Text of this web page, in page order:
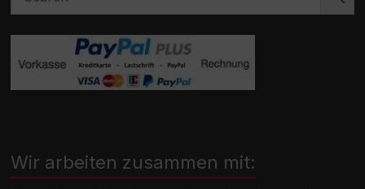
Wir arbeiten zusammen mit: